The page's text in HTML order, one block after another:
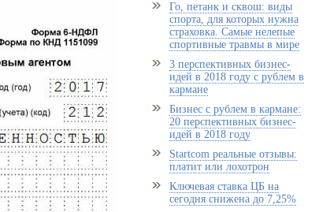
Го, петанк и сквош: виды
спорта, для которых нужна
страховка. Самые нелепые
спортивные травмы в мире
3 перспективных бизнес-
идей в 2018 году с рублем в
кармане
Бизнес с рублем в кармане:
20 перспективных бизнес-
идей в 2018 году
Startcom реальные отзывы:
платит или лохотрон
Ключевая ставка ЦБ на
сегодня снижена до 7,25%